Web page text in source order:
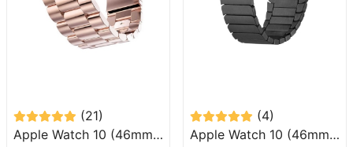
(21)
Apple Watch 10 (46mm) Uyumlu Klasik Metal Kordon-04
(4)
Apple Watch 10 (46mm) Uyumlu Parçalı Çizgi Tasarımlı Metal Kordon-82